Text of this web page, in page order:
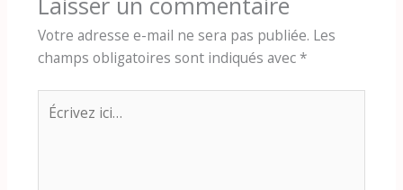
Votre adresse e-mail ne sera pas publiée. Les
champs obligatoires sont indiqués avec*
Écrivez
ici…